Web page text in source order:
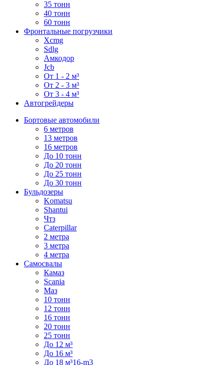
35 тонн
40 тонн
60 тонн
Фронтальные погрузчики
Xcmg
Sdlg
Амкодор
Jcb
От 1 - 2 м³
От 2 - 3 м³
От 3 - 4 м³
Автогрейдеры
Бортовые автомобили
6 метров
13 метров
16 метров
До 10 тонн
До 20 тонн
До 25 тонн
До 30 тонн
Бульдозеры
Komatsu
Shantui
Чтз
Caterpillar
2 метра
3 метра
4 метра
Самосвалы
Камаз
Scania
Маз
10 тонн
12 тонн
16 тонн
20 тонн
25 тонн
До 12 м³
До 16 м³
До 18 м³16-m3